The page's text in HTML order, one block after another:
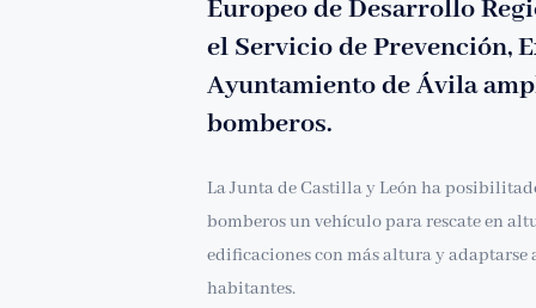
Europeo de Desarrollo
el Servicio de Prevención,
Ayuntamiento de Ávila
bomberos.
La Junta de Castilla y León ha
bomberos un vehículo para rescate en
edificaciones con más altura y
habitantes.